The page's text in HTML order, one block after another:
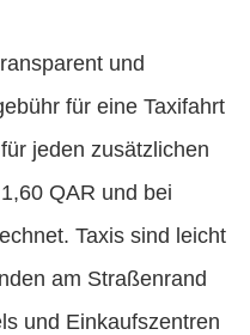
und
für eine Taxifahrt
jeden zusätzlichen
QAR und bei
Taxis sind leicht
am Straßenrand
und Einkaufszentren